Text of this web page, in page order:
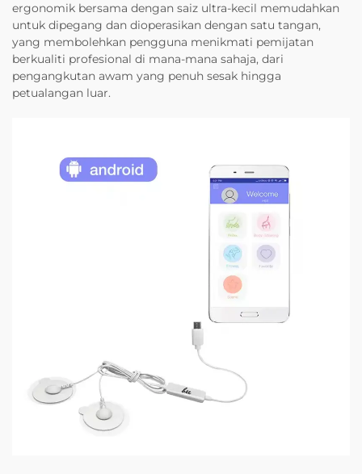
ergonomik bersama dengan saiz ultra-kecil memudahkan
untuk dipegang dan dioperasikan dengan satu tangan,
yang membolehkan pengguna menikmati pemijatan
berkualiti profesional di mana-mana sahaja, dari
pengangkutan awam yang penuh sesak hingga
petualangan luar.